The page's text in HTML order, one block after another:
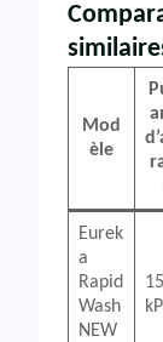
Mod
èle
Eurek
a
Rapid
Wash
NEW
15